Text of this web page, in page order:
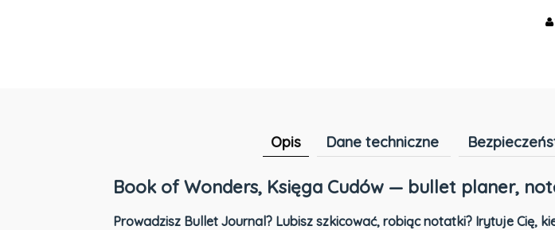
Opis Dane techniczne
Book of Wonders, Księga Cudów — bullet planer,
Prowadzisz Bullet Journal? Lubisz szkicować, robiąc notatki? Irytuje Cię,